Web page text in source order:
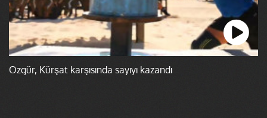
Özgür, Kürşat karşısında sayıyı kazandı